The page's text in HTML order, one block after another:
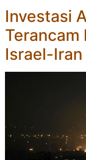
Investasi
Terancam
Israel-Iran